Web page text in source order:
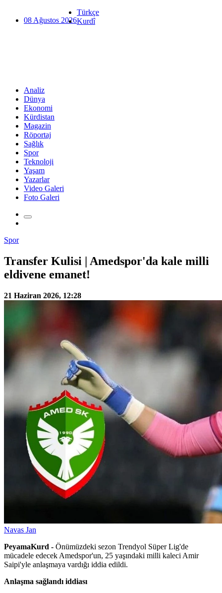
08 Ağustos 2026
Türkçe
Kurdî
Analiz
Dünya
Ekonomi
Kürdistan
Magazin
Röportaj
Sağlık
Spor
Teknoloji
Yaşam
Yazarlar
Video Galeri
Foto Galeri
Spor
Transfer Kulisi | Amedspor'da kale milli
eldivene emanet!
21 Haziran 2026, 12:28
Navas Jan
PeyamaKurd - Önümüzdeki sezon Trendyol Süper Lig'de
mücadele edecek Amedspor'un, 25 yaşındaki milli kaleci Amir
Saipi'yle anlaşmaya vardığı iddia edildi.
Anlaşma sağlandı iddiası